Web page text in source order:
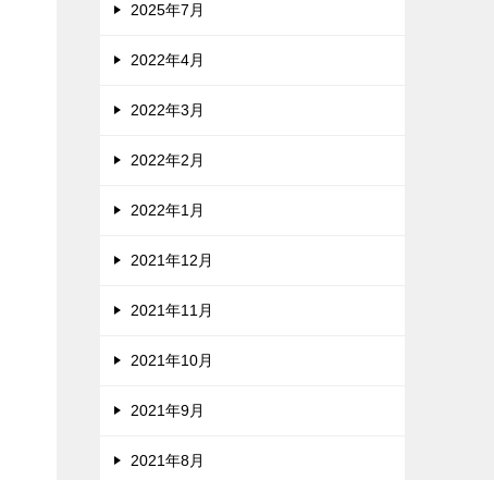
2025年7月
2022年4月
2022年3月
2022年2月
2022年1月
2021年12月
2021年11月
2021年10月
2021年9月
2021年8月